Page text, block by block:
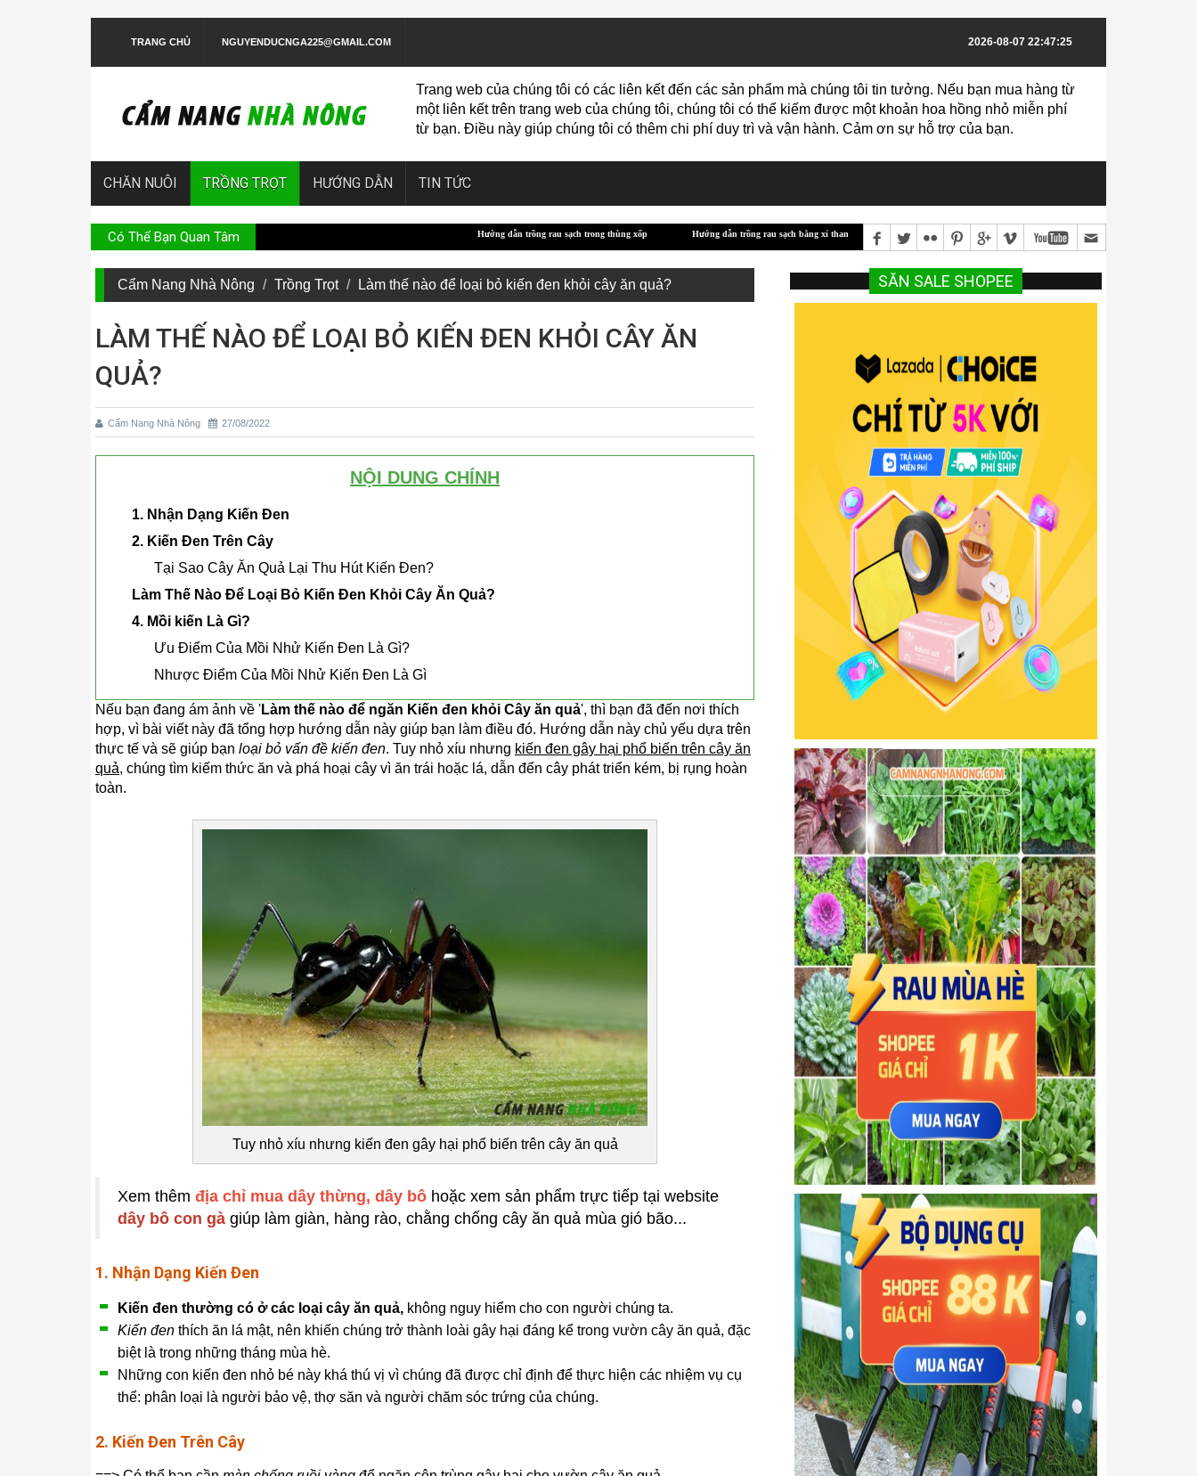
TRANG CHỦ NGUYENDUCNGA225@GMAIL.COM 2026-08-07 22:47:25
Trang web của chúng tôi có các liên kết đến các sản phẩm mà chúng tôi tin tưởng. Nếu bạn mua hàng từ
một liên kết trên trang web của chúng tôi, chúng tôi có thể kiếm được một khoản hoa hồng nhỏ miễn phí
từ bạn. Điều này giúp chúng tôi có thêm chi phí duy trì và vận hành. Cảm ơn sự hỗ trợ của bạn.
CHĂN NUÔI TRỒNG TRỌT HƯỚNG DẪN TIN TỨC
Có Thể Bạn Quan Tâm Hướng dẫn trồng rau sạch trong thùng xốp Hướng dẫn trồng rau sạch bằng xỉ than Các giống bò thịt mang lại hiệu quả kinh tế cao Hướng dẫn Kỹ Thuật Trồng Và Chăm
Cẩm Nang Nhà Nông Trồng Trọt Làm thế nào để loại bỏ kiến ​​đen khỏi cây ăn quả?
LÀM THẾ NÀO ĐỂ LOẠI BỎ KIẾN ​​ĐEN KHỎI CÂY ĂN
QUẢ?
Cẩm Nang Nhà Nông 27/08/2022
NỘI DUNG CHÍNH
1. Nhận Dạng Kiến ​​Đen
2. Kiến Đen Trên Cây
Tại Sao Cây Ăn Quả Lại Thu Hút Kiến Đen?
Làm Thế Nào Để Loại Bỏ Kiến ​​Đen Khỏi Cây Ăn Quả?
4. Mồi kiến Là Gì?
Ưu Điểm Của Mồi Nhử Kiến Đen Là Gì?
Nhược Điểm Của Mồi Nhử Kiến Đen Là Gì
Nếu bạn đang ám ảnh về 'Làm thế nào để ngăn Kiến đen khỏi Cây ăn quả', thì bạn đã đến nơi thích
hợp, vì bài viết này đã tổng hợp hướng dẫn này giúp bạn làm điều đó. Hướng dẫn này chủ yếu dựa trên
thực tế và sẽ giúp bạn loại bỏ vấn đề kiến ​​đen. Tuy nhỏ xíu nhưng kiến đen gây hại phổ biến trên cây ăn
quả, chúng tìm kiếm thức ăn và phá hoại cây vì ăn trái hoặc lá, dẫn đến cây phát triển kém, bị rụng hoàn
toàn.
Tuy nhỏ xíu nhưng kiến đen gây hại phổ biến trên cây ăn quả
Xem thêm địa chỉ mua dây thừng, dây bô hoặc xem sản phẩm trực tiếp tại website
dây bô con gà giúp làm giàn, hàng rào, chằng chống cây ăn quả mùa gió bão...
1. Nhận Dạng Kiến ​​Đen
Kiến đen thường có ở các loại cây ăn quả, không nguy hiểm cho con người chúng ta.
Kiến đen thích ăn lá mật, nên khiến chúng trở thành loài gây hại đáng kể trong vườn cây ăn quả, đặc
biệt là trong những tháng mùa hè.
Những con kiến ​​đen nhỏ bé này khá thú vị vì chúng đã được chỉ định để thực hiện các nhiệm vụ cụ
thể: phân loại là người bảo vệ, thợ săn và người chăm sóc trứng của chúng.
2. Kiến Đen Trên Cây
SĂN SALE SHOPEE